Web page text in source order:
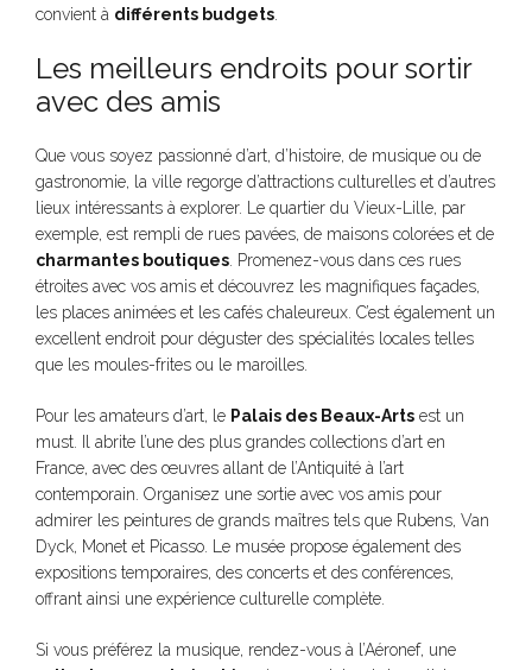
convient à différents budgets
Les meilleurs endroits pour sortir
avec des amis
Que vous soyez passionné d’art, d’histoire, de musique ou de
gastronomie, la ville regorge d’attractions culturelles et d’autres
lieux intéressants à explorer. Le quartier du Vieux-Lille, par
exemple, est rempli de rues pavées, de maisons colorées et de
charmantes boutiques . Promenez-vous dans ces rues
étroites avec vos amis et découvrez les magnifiques façades,
les places animées et les cafés chaleureux. C’est également un
excellent endroit pour déguster des spécialités locales telles
que les moules-frites ou le maroilles.
Pour les amateurs d’art, le Palais des Beaux-Arts est un
must. Il abrite l’une des plus grandes collections d’art en
France, avec des œuvres allant de l’Antiquité à l’art
contemporain. Organisez une sortie avec vos amis pour
admirer les peintures de grands maîtres tels que Rubens, Van
Dyck, Monet et Picasso. Le musée propose également des
expositions temporaires, des concerts et des conférences,
offrant ainsi une expérience culturelle complète.
Si vous préférez la musique, rendez-vous à l’Aéronef, une